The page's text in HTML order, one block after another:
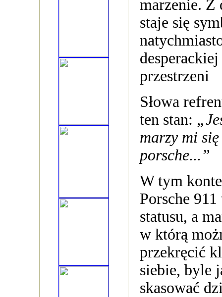
marzenie. Z
staje się
przestrzeni
Słowa
ten stan:
marzy mi
porsche...”
W tym
Porsche
statusu, a
w którą
przekręcić
siebie, byle
skasować